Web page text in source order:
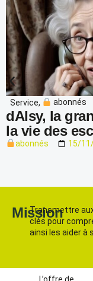
Service, abonnés
dAIsy, la
la vie des
abonnés 15/
Mission
Transmettre
clés pour
ainsi les aider à